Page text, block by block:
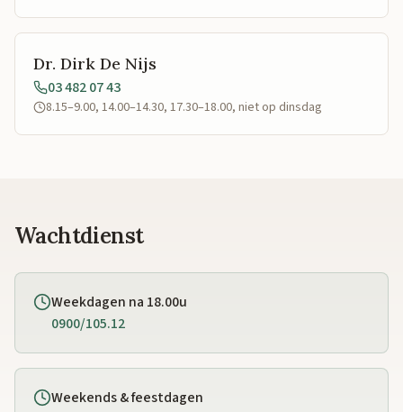
Dr. Dirk De Nijs
03 482 07 43
8.15–9.00, 14.00–14.30, 17.30–18.00, niet op dinsdag
Wachtdienst
Weekdagen na 18.00u
0900/105.12
Weekends & feestdagen